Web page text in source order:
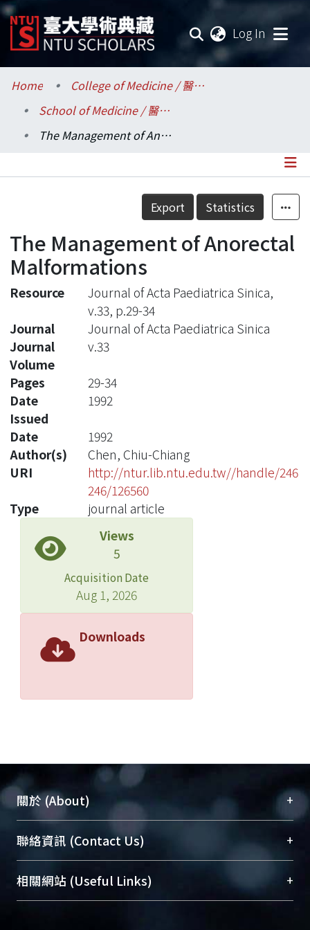
Log In
Communities & Collections
Research Outputs
Statistics
Home
College of Medicine / 醫學院
School of Medicine / 醫學系
The Management of Anorectal Malformations
Details
Export Statistics
The Management of Anorectal
Malformations
Resource
Journal of Acta Paediatrica Sinica,
v.33, p.29-34
Journal
Journal of Acta Paediatrica Sinica
Journal
Volume
v.33
Pages
29-34
Date
Issued
1992
Date
1992
Author(s)
Chen, Chiu-Chiang
URI
http://ntur.lib.ntu.edu.tw//handle/246
246/126560
Type
journal article
Views
5
Acquisition Date
Aug 1, 2026
Downloads
關於 (About) +
臺大位居世界頂尖大學之列，為永久珍藏及向國際
展現本校豐碩的研究成果及學術能量，圖書館整合
機構典藏（NTUR）與學術庫（AH）不同功能平
台，成為臺大學術典藏NTU scholars。期能整合研
聯絡資訊 (Contact Us) +
總館學科館員(Main Library)
醫學圖書館學科館員(Medical Library)
相關網站 (Useful Links) +